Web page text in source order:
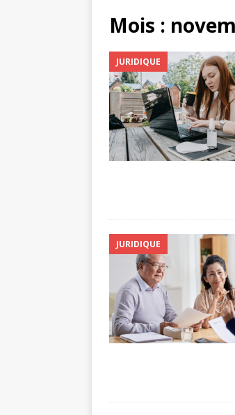
[ juillet
[ août
Mois :
JURIDIQUE
JURIDIQUE